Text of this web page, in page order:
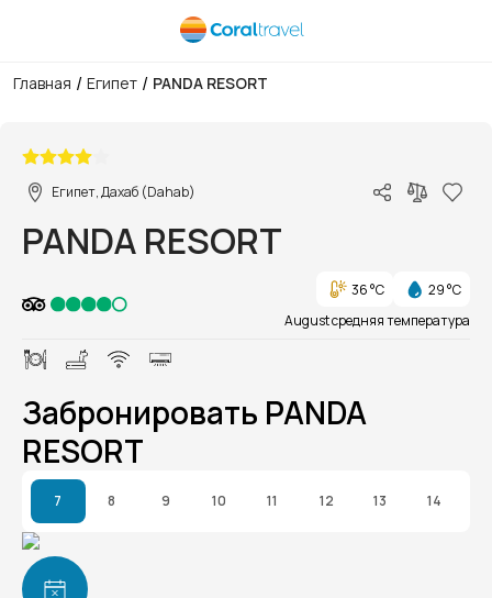
Главная / Египет / PANDA RESORT
Египет, Дахаб (Dahab)
PANDA RESORT
36 °C
29 °C
August средняя температура
Забронировать PANDA
RESORT
7 8 9 10 11 12 13 14